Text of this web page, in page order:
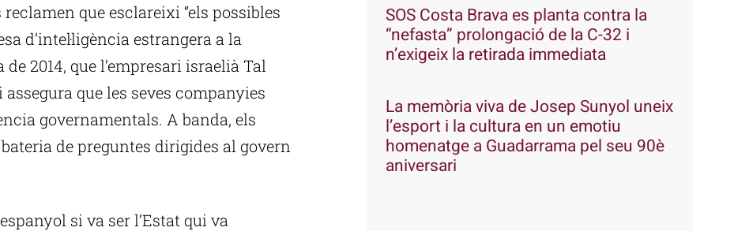
que esclareixi “els possibles
d’intel·ligència estrangera a la
2014, que l’empresari israelià Tal
que les seves companyies
governamentals. A banda, els
de preguntes dirigides al govern
si va ser l’Estat qui va
SOS Costa Brava es planta contra la
“nefasta” prolongació de la C-32 i
n’exigeix la retirada immediata
La memòria viva de Josep Sunyol uneix
l’esport i la cultura en un emotiu
homenatge a Guadarrama pel seu 90è
aniversari